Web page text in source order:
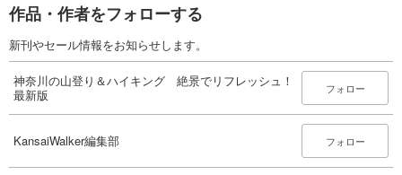
作品・作者をフォローする
新刊やセール情報をお知らせします。
神奈川の山登り＆ハイキング 絶景でリフレッシュ！
最新版
フォロー
KansaiWalker編集部 フォロー